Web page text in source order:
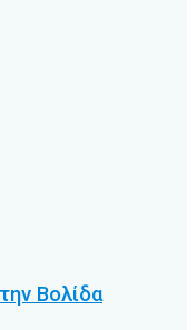
Βολίδα